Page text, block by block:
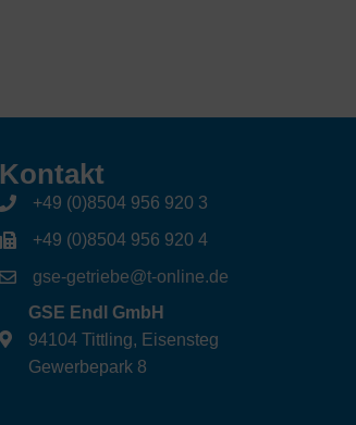
Kontakt
+49 (0)8504 956 920 3
+49 (0)8504 956 920 4
gse-getriebe@t-online.de
GSE Endl GmbH
94104 Tittling, Eisensteg
Gewerbepark 8